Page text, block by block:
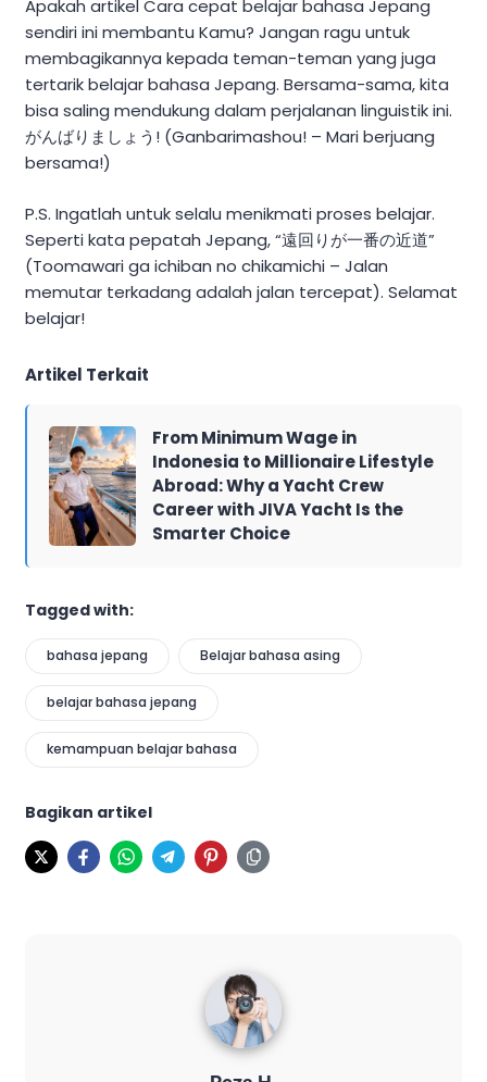
Apakah artikel Cara cepat belajar bahasa Jepang
sendiri ini membantu Kamu? Jangan ragu untuk
membagikannya kepada teman-teman yang juga
tertarik belajar bahasa Jepang. Bersama-sama, kita
bisa saling mendukung dalam perjalanan linguistik ini.
がんばりましょう! (Ganbarimashou! – Mari berjuang
bersama!)
P.S. Ingatlah untuk selalu menikmati proses belajar.
Seperti kata pepatah Jepang, “遠回りが一番の近道”
(Toomawari ga ichiban no chikamichi – Jalan
memutar terkadang adalah jalan tercepat). Selamat
belajar!
Artikel Terkait
From Minimum Wage in
Indonesia to Millionaire Lifestyle
Abroad: Why a Yacht Crew
Career with JIVA Yacht Is the
Smarter Choice
Tagged with:
bahasa jepang Belajar bahasa asing
belajar bahasa jepang
kemampuan belajar bahasa
Bagikan artikel